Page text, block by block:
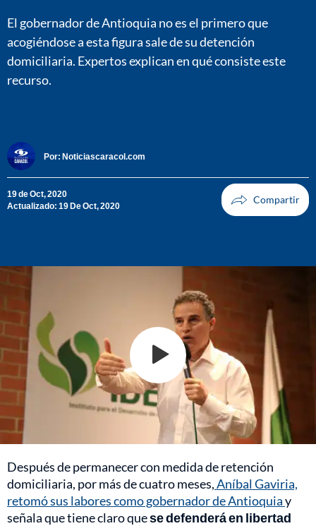
El gobernador de Antioquia no es el primero que
acogiéndose a esta figura sale de su detención
domiciliaria. Expertos explican en qué consiste este
recurso.
Por: Noticiascaracol.com
19 de Oct, 2020
Actualizado: 19 De Oct, 2020
Después de permanecer con medida de retención
domiciliaria, por más de cuatro meses,Aníbal Gaviria,
retomó sus labores como gobernador de Antioquiay
señala que tiene claro quese defenderá en libertad